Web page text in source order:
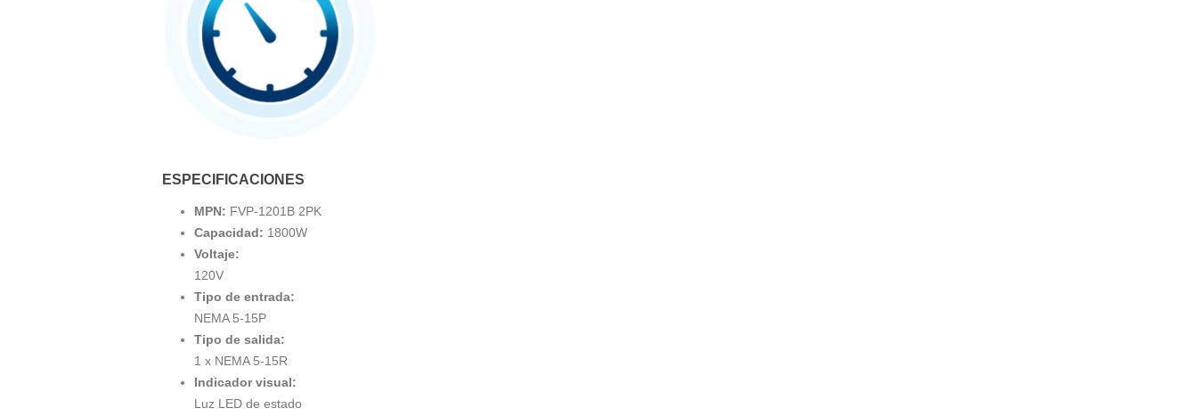
ESPECIFICACIONES
MPN: FVP-1201B 2PK
Capacidad: 1800W
Voltaje:
120V
Tipo de entrada:
NEMA 5-15P
Tipo de salida:
1 x NEMA 5-15R
Indicador visual:
Luz LED de estado